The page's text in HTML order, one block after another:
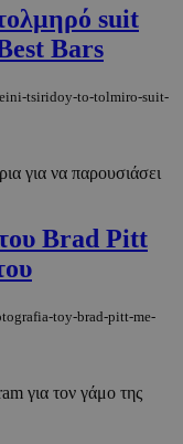
suit
Bars
tsiridoy-to-tolmiro-suit-
για να παρουσιάσει
Brad Pitt
toy-brad-pitt-me-
για τον γάμο της